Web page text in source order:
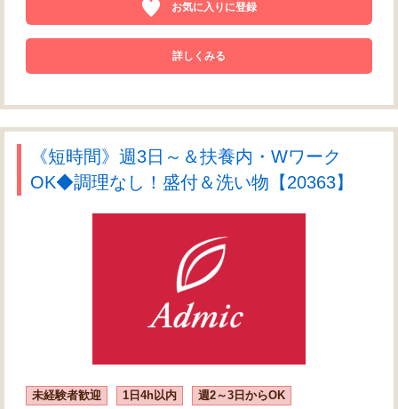
お気に入りに登録
詳しくみる
《短時間》週3日～＆扶養内・Wワーク
OK◆調理なし！盛付＆洗い物【20363】
未経験者歓迎 1日4h以内 週2～3日からOK